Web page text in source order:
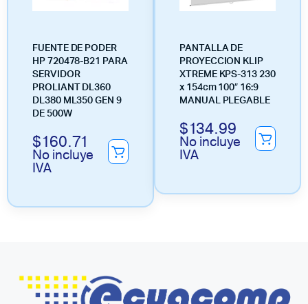
FUENTE DE PODER
HP 720478-B21 PARA
SERVIDOR
PROLIANT DL360
DL380 ML350 GEN 9
DE 500W
$160.71
No incluye
IVA
PANTALLA DE
PROYECCION KLIP
XTREME KPS-313 230
x 154cm 100″ 16:9
MANUAL PLEGABLE
$134.99
No incluye
IVA